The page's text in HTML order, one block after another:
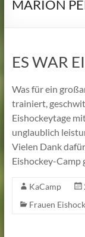
zu
Camps
Kathrin
Lehmann
MARION
ES WAR
Was für ein
trainiert,
Eishockeytage
unglaublich
Vielen Dank
Eishockey-Camp
KaCamp
Frauen